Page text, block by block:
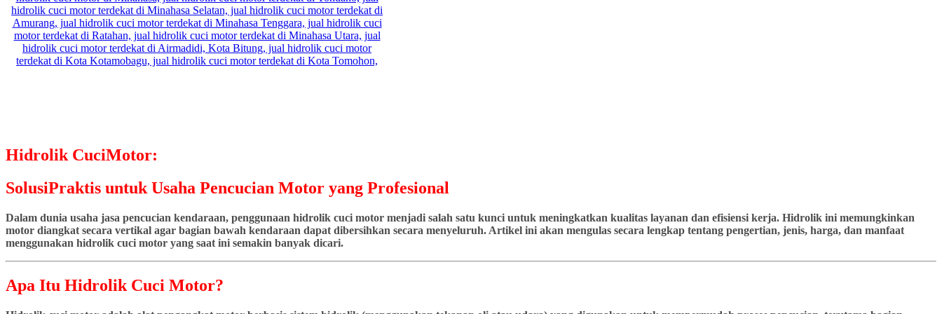
Hidrolik CuciMotor:
SolusiPraktis untuk Usaha Pencucian Motor yang Profesional
Dalam dunia usaha jasa pencucian kendaraan, penggunaan hidrolik cuci motor menjadi salah satu kunci untuk meningkatkan kualitas layanan dan efisiensi kerja. Hidrolik ini memungkinkan
motor diangkat secara vertikal agar bagian bawah kendaraan dapat dibersihkan secara menyeluruh. Artikel ini akan mengulas secara lengkap tentang pengertian, jenis, harga, dan manfaat
menggunakan hidrolik cuci motor yang saat ini semakin banyak dicari.
Apa Itu Hidrolik Cuci Motor?